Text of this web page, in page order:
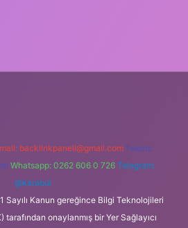
backlinkpaneli@gmail.com Teams:
Whatsapp: 0262 606 0 726 Telegram:
@karabul
Sayılı Kanun gereğince Bilgi Teknolojileri
onaylanmış bir Yer Sağlayıcı